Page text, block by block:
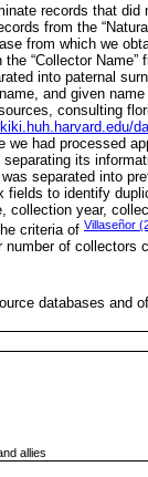
records that
from the
from which we
the “Collector
into paternal
and given
consulting
had processed
its
separated into
fields to identify
collection year,
criteria of Villaseñor
number of
databases and
allies